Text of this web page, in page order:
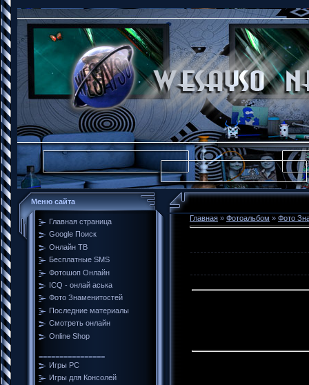
Меню сайта
Главная страница
Google Поиск
Онлайн ТВ
Бесплатные SMS
Фотошоп Онлайн
ICQ - онлай аська
Фото Знаменитостей
Последние материалы
Смотреть онлайн
Online Shop
================
Игры PC
Игры для Консолей
Главная » Фотоальбом » Фото